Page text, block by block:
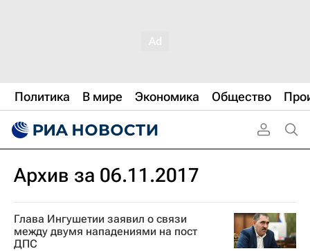
Политика В мире Экономика Общество
Архив за 06.11.2017
Глава Ингушетии заявил о связи
между двумя нападениями на пост
ДПС